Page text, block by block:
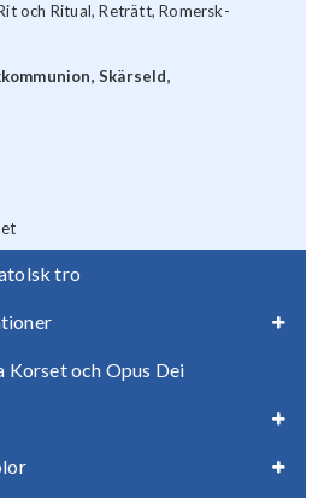
och Ritual, Reträtt, Romersk-
Skärseld,
tro
Korset och Opus Dei